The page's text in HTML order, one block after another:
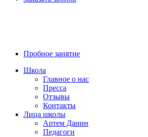
Пробное занятие
Школа
Главное о нас
Пресса
Отзывы
Контакты
Лица школы
Артем Данин
Педагоги